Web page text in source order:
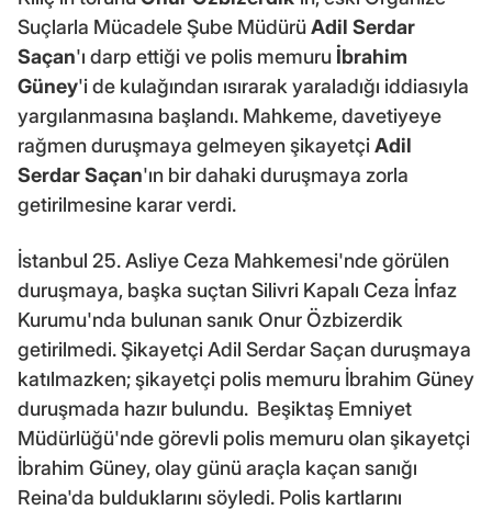
Suçlarla Mücadele Şube MüdürüAdil Serdar
Saçan'ı darp ettiği ve polis memuru İbrahim
Güney'i de kulağından ısırarak yaraladığı iddiasıyla
yargılanmasına başlandı. Mahkeme, davetiyeye
rağmen duruşmaya gelmeyen şikayetçiAdil
Serdar Saçan'ın bir dahaki duruşmaya zorla
getirilmesine karar verdi.
İstanbul 25. Asliye Ceza Mahkemesi'nde görülen
duruşmaya, başka suçtan Silivri Kapalı Ceza İnfaz
Kurumu'nda bulunan sanık Onur Özbizerdik
getirilmedi. Şikayetçi Adil Serdar Saçan duruşmaya
katılmazken; şikayetçi polis memuru İbrahim Güney
duruşmada hazır bulundu. Beşiktaş Emniyet
Müdürlüğü'nde görevli polis memuru olan şikayetçi
İbrahim Güney, olay günü araçla kaçan sanığı
Reina'da bulduklarını söyledi. Polis kartlarını